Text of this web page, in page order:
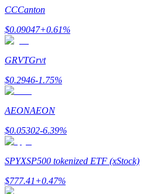
Informacja
CCCanton
$0.09047+0.61%
GRVTGrvt
$0.2946-1.75%
AEONAEON
$0.05302-6.39%
SPYXSP500 tokenized ETF (xStock)
$777.41+0.47%